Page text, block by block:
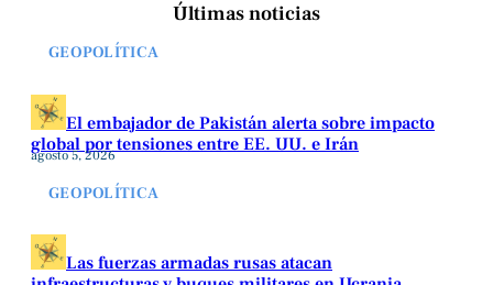
Últimas noticias
GEOPOLÍTICA
El embajador de Pakistán alerta sobre impacto
global por tensiones entre EE. UU. e Irán
agosto 5, 2026
GEOPOLÍTICA
Las fuerzas armadas rusas atacan